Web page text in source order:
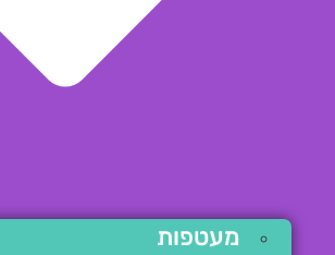
מעטפות